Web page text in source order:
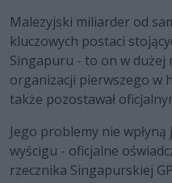
Malezyjski miliarder od
kluczowych postaci
Singapuru - to on w dużej
organizacji pierwszego w
także pozostawał
Jego problemy nie
wyścigu - oficjalne
rzecznika Singapurskiej